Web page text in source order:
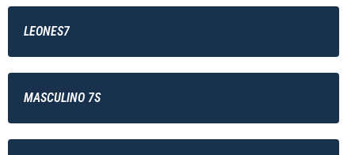
LEONES7
MASCULINO 7S